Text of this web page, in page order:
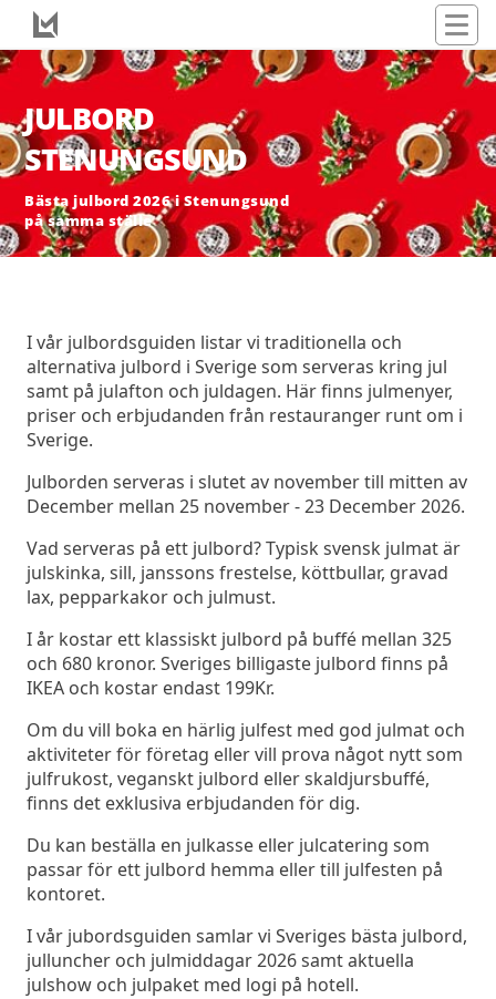
JULBORD
STENUNGSUND
Bästa julbord 2026 i Stenungsund
på samma ställe
I vår julbordsguiden listar vi traditionella och
alternativa julbord i Sverige som serveras kring jul
samt på julafton och juldagen. Här finns julmenyer,
priser och erbjudanden från restauranger runt om i
Sverige.
Julborden serveras i slutet av november till mitten av
December mellan 25 november - 23 December 2026.
Vad serveras på ett julbord? Typisk svensk julmat är
julskinka, sill, janssons frestelse, köttbullar, gravad
lax, pepparkakor och julmust.
I år kostar ett klassiskt julbord på buffé mellan 325
och 680 kronor. Sveriges billigaste julbord finns på
IKEA och kostar endast 199Kr.
Om du vill boka en härlig julfest med god julmat och
aktiviteter för företag eller vill prova något nytt som
julfrukost, veganskt julbord eller skaldjursbuffé,
finns det exklusiva erbjudanden för dig.
Du kan beställa en julkasse eller julcatering som
passar för ett julbord hemma eller till julfesten på
kontoret.
I vår jubordsguiden samlar vi Sveriges bästa julbord,
julluncher och julmiddagar 2026 samt aktuella
julshow och julpaket med logi på hotell.